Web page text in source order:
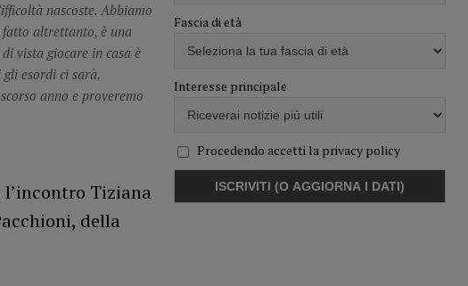
nascoste. Abbiamo
altrettanto, è una
vista giocare in casa è
esordi ci sarà.
anno e proveremo
Tiziana
della
Fascia di età
Interesse principale
Procedendo accetti la privacy policy